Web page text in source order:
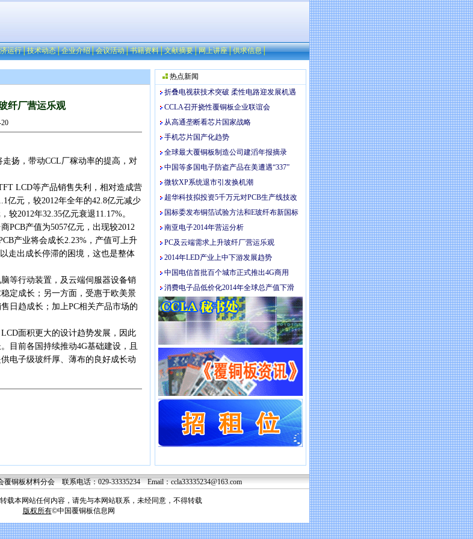
运行│技术动态│企业介绍│会议活动│书籍资料│文献摘要│网上讲座│供求信息│
纤厂营运乐观
扬，带动CCL厂稼动率的提高，对
LCD等产品销售失利，相对造成营
亿元，较2012年全年的42.8亿元减少
较2012年32.35亿元衰退11.17%。
产值为5057亿元，出现较2012
产业将会成长2.23%，产值可上升
走出成长停滞的困境，这也是整体
行动装置，及云端伺服器设备销
定成长；另一方面，受惠于欧美景
日趋成长；加上PC相关产品市场的
面积更大的设计趋势发展，因此
目前各国持续推动4G基础建设，且
电子级玻纤厚、薄布的良好成长动
热点新闻
折叠电视获技术突破 柔性电路迎发展机遇
CCLA召开挠性覆铜板企业联谊会
从高通垄断看芯片国家战略
手机芯片国产化趋势
全球最大覆铜板制造公司建滔年报摘录
中国等多国电子防盗产品在美遭遇“337”
微软XP系统退市引发换机潮
超华科技拟投资5千万元对PCB生产线技改
国标委发布铜箔试验方法和E玻纤布新国标
南亚电子2014年营运分析
PC及云端需求上升玻纤厂营运乐观
2014年LED产业上中下游发展趋势
中国电信首批百个城市正式推出4G商用
消费电子品低价化2014年全球总产值下滑
覆铜板材料分会 联系电话：029-33335234 Email：ccla33335234@163.com
载本网站任何内容，请先与本网站联系，未经同意，不得转载
版权所有©中国覆铜板信息网